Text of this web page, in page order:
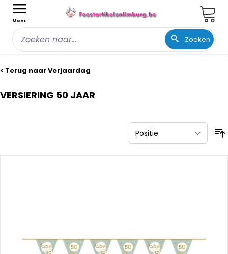
Menu
Zoeken
< Terug naar Verjaardag
VERSIERING 50 JAAR